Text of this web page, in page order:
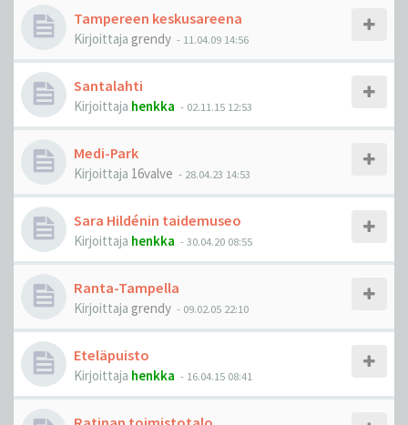
Tampereen keskusareena
Kirjoittaja grendy - 11.04.09 14:56
Santalahti
Kirjoittaja henkka - 02.11.15 12:53
Medi-Park
Kirjoittaja 16valve - 28.04.23 14:53
Sara Hildénin taidemuseo
Kirjoittaja henkka -30.04.20 08:55
Ranta-Tampella
Kirjoittaja grendy - 09.02.05 22:10
Eteläpuisto
Kirjoittaja henkka - 16.04.15 08:41